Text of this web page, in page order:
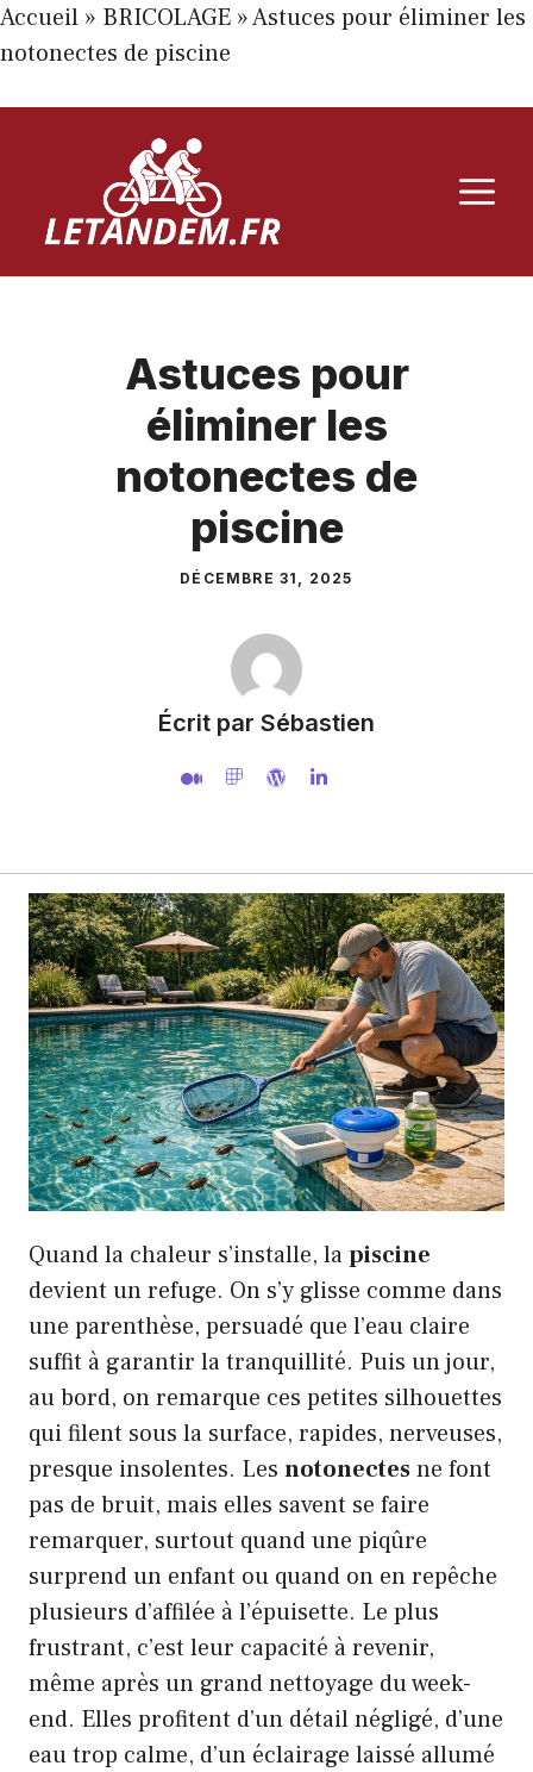
Accueil » BRICOLAGE »Astuces pour éliminer les
notonectes de piscine
Astuces pour
éliminer les
notonectes de
piscine
DÉCEMBRE 31, 2025
Écrit par Sébastien
Quand la chaleur s’installe, lapiscine
devient un refuge. On s’y glisse comme dans
une parenthèse, persuadé que l’eau claire
suffit à garantir la tranquillité. Puis un jour,
au bord, on remarque ces petites silhouettes
qui filent sous la surface, rapides, nerveuses,
presque insolentes. Les notonectesne font
pas de bruit, mais elles savent se faire
remarquer, surtout quand une piqûre
surprend un enfant ou quand on en repêche
plusieurs d’affilée à l’épuisette. Le plus
frustrant, c’est leur capacité à revenir,
même après un grand nettoyage du week-
end. Elles profitent d’un détail négligé, d’une
eau trop calme, d’un éclairage laissé allumé